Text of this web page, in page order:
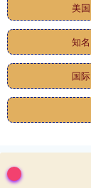
美国
知名
国际